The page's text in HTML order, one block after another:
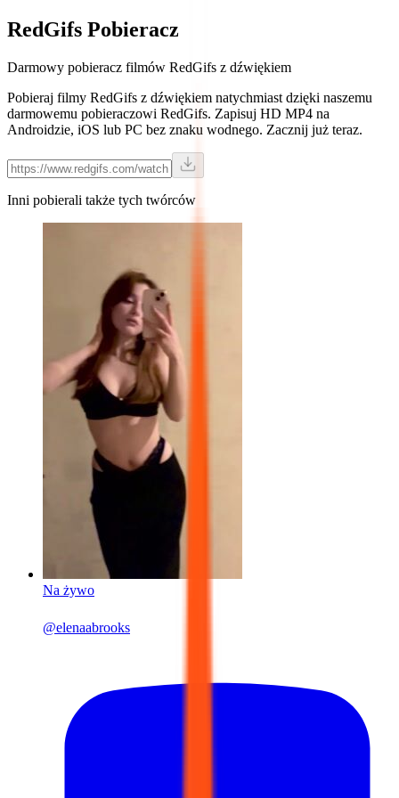
RedGifs Pobieracz
Darmowy pobieracz filmów RedGifs z dźwiękiem
Pobieraj filmy RedGifs z dźwiękiem natychmiast dzięki naszemu
darmowemu pobieraczowi RedGifs. Zapisuj HD MP4 na
Androidzie, iOS lub PC bez znaku wodnego. Zacznij już teraz.
Inni pobierali także tych twórców
Na żywo
@elenaabrooks